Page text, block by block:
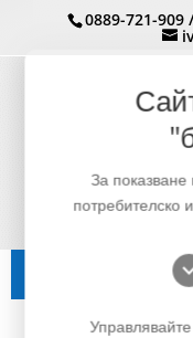
0889-721-909
За
потребителско